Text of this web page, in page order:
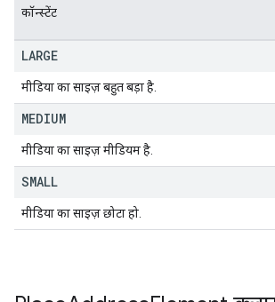
कॉन्स्टेंट
LARGE
मीडिया का साइज़ बहुत बड़ा है.
MEDIUM
मीडिया का साइज़ मीडियम है.
SMALL
मीडिया का साइज़ छोटा हो.